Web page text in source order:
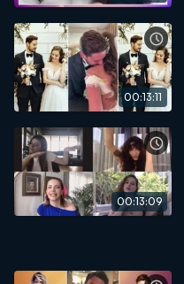
00:13:11
00:13:09